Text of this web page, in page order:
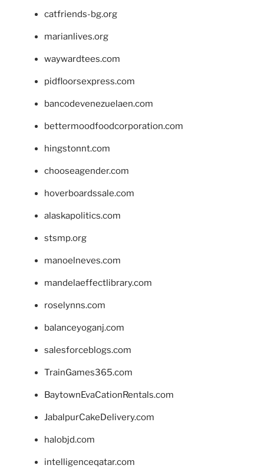
catfriends-bg.org
marianlives.org
waywardtees.com
pidfloorsexpress.com
bancodevenezuelaen.com
bettermoodfoodcorporation.com
hingstonnt.com
chooseagender.com
hoverboardssale.com
alaskapolitics.com
stsmp.org
manoelneves.com
mandelaeffectlibrary.com
roselynns.com
balanceyoganj.com
salesforceblogs.com
TrainGames365.com
BaytownEvaCationRentals.com
JabalpurCakeDelivery.com
halobjd.com
intelligenceqatar.com